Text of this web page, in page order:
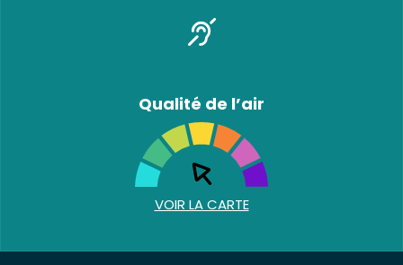
Qualité de l’air
VOIR LA CARTE